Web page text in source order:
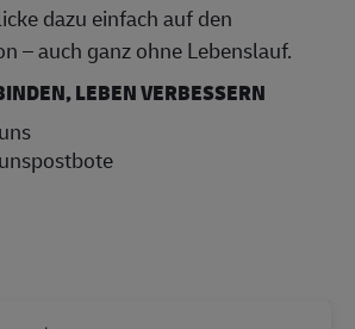
dazu einfach auf den
– auch ganz ohne Lebenslauf.
LEBEN VERBESSERN